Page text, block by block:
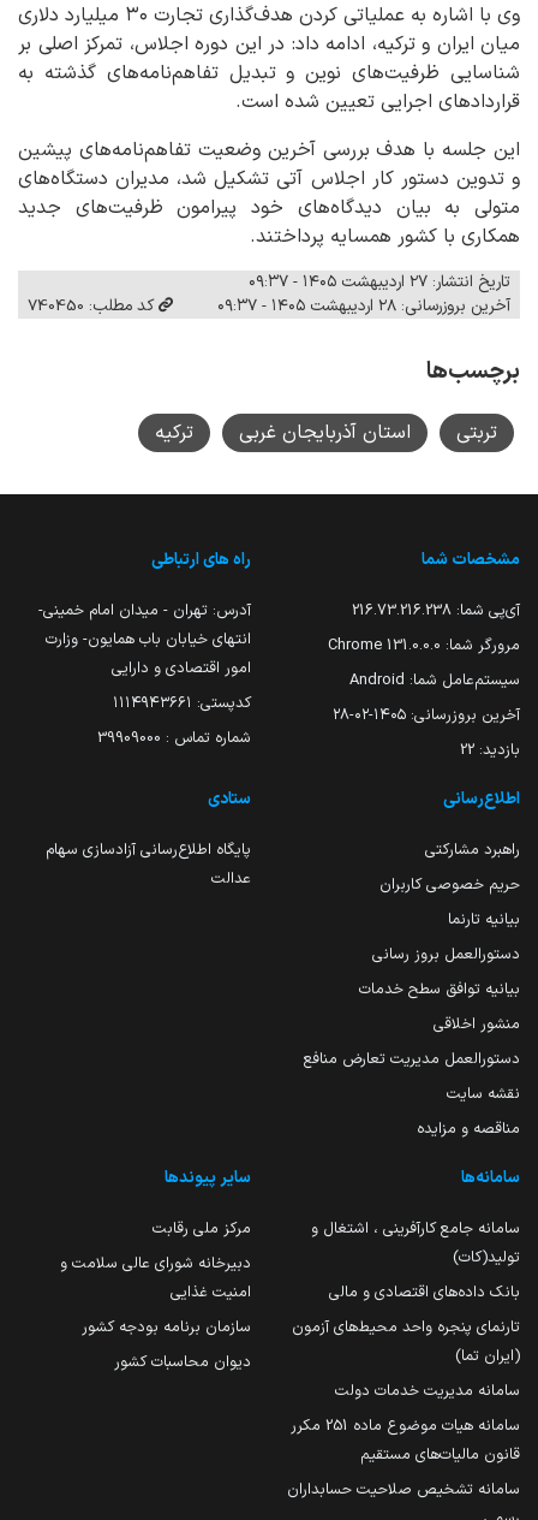
وی با اشاره به عملیاتی کردن هدف‌گذاری تجارت ۳۰ میلیارد دلاری
میان ایران و ترکیه، ادامه داد: در این دوره اجلاس، تمرکز اصلی بر
شناسایی ظرفیت‌های نوین و تبدیل تفاهم‌نامه‌های گذشته به
قراردادهای اجرایی تعیین شده است.
این جلسه با هدف بررسی آخرین وضعیت تفاهم‌نامه‌های پیشین
و تدوین دستور کار اجلاس آتی تشکیل شد، مدیران دستگاه‌های
متولی به بیان دیدگاه‌های خود پیرامون ظرفیت‌های جدید
همکاری با کشور همسایه پرداختند.
تاریخ انتشار: ۲۷ اردیبهشت ۱۴۰۵ - ۰۹:۳۷
آخرین بروزرسانی: ۲۸ اردیبهشت ۱۴۰۵ - ۰۹:۳۷
کد مطلب: 740450
برچسب‌ها
تربتی استان آذربایجان غربی ترکیه
مشخصات شما
آی‌پی شما: 216.73.216.238
مرورگر شما: 131.0.0.0 Chrome
سیستم‌عامل شما: Android
آخرین بروزرسانی: ۱۴۰۵-۰۲-۲۸
بازدید: 22
راه های ارتباطی
آدرس: تهران - میدان امام خمینی-
انتهای خیابان باب همایون- وزارت
امور اقتصادی و دارایی
کدپستی: ۱۱۱۴۹۴۳۶۶۱
شماره تماس : 39909000
اطلاع‌رسانی
راهبرد مشارکتی
حریم خصوصی کاربران
بیانیه تارنما
دستورالعمل بروز رسانی
بیانیه توافق سطح خدمات
منشور اخلاقی
دستورالعمل مدیریت تعارض منافع
نقشه سایت
مناقصه و مزایده
ستادی
پایگاه اطلاع‌رسانی آزادسازی سهام
عدالت
سامانه‌ها
سامانه جامع کارآفرینی ، اشتغال و
تولید(کات)
بانک داده‌های اقتصادی و مالی
تارنمای پنجره واحد محیط‌های آزمون
(ایران تما)
سامانه مدیریت خدمات دولت
سامانه هیات موضوع ماده 251 مکرر
قانون مالیات‌های مستقیم
سامانه تشخیص صلاحیت حسابداران
سایر پیوندها
مرکز ملی رقابت
دبیرخانه شورای عالی سلامت و
امنیت غذایی
سازمان برنامه بودجه کشور
دیوان محاسبات کشور